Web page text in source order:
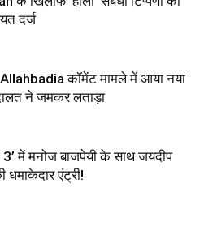
दर्ज
कॉमेंट मामले में आया नया
ने जमकर लताड़ा
3’ में मनोज बाजपेयी के साथ जयदीप
धमाकेदार एंट्री!